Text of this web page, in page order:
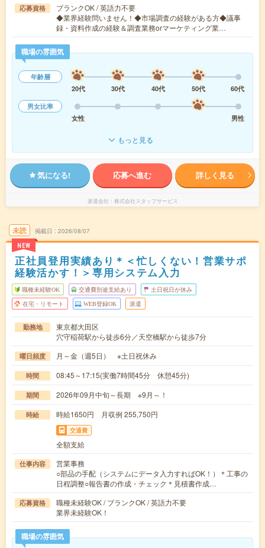
応募資格
ブランクOK / 英語力不要
◆業界経験問いません！◆市場調査の経験がある方◆議事
録・資料作成の経験＆調査業務orマーケティング業…
職場の雰囲気
年齢層
20代
30代 40代 50代
60代
男女比率
女性
男性
もっと見る
気になる! 応募へ進む 詳しく見る
派遣会社 株式会社スタッフサービス
未読
NEW
掲載日 2026/08/07
正社員登用実績あり＊＜忙しくない！営業サポ
経験活かす！＞専用システム入力
職種未経験OK 交通費別途支給あり 土日祝日が休み
在宅・リモート WEB登録OK 派遣
勤務地
東京都大田区
穴守稲荷駅から徒歩6分／天空橋駅から徒歩7分
曜日頻度 月～金（週5日） ※土日祝休み
時間 08:45～17:15(実働7時間45分 休憩45分)
期間 2026年09月中旬～長期 ※9月～！
時給 時給1650円 月収例 255,750円
交通費
全額支給
仕事内容
営業事務
○部品の手配（システムにデータ入力すればOK！）＊工事の
日程調整○報告書の作成・チェック＊見積書作成…
応募資格
職種未経験OK / ブランクOK / 英語力不要
業界未経験OK！
職場の雰囲気